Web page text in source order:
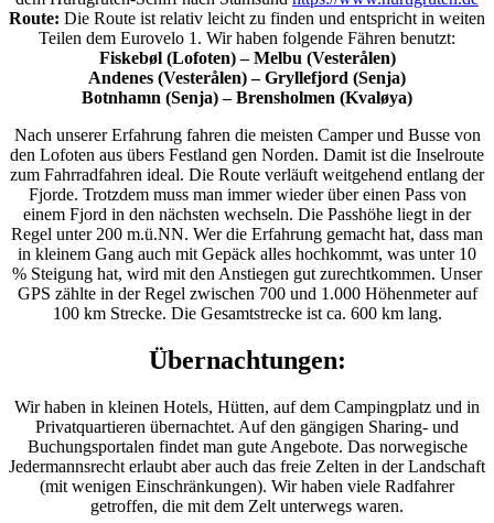
Route: Die Route ist relativ leicht zu finden und entspricht in weiten
Teilen dem Eurovelo 1. Wir haben folgende Fähren benutzt:
Fiskebøl (Lofoten) – Melbu (Vesterålen)
Andenes (Vesterålen) – Gryllefjord (Senja)
Botnhamn (Senja) – Brensholmen (Kvaløya)
Nach unserer Erfahrung fahren die meisten Camper und Busse von
den Lofoten aus übers Festland gen Norden. Damit ist die Inselroute
zum Fahrradfahren ideal. Die Route verläuft weitgehend entlang der
Fjorde. Trotzdem muss man immer wieder über einen Pass von
einem Fjord in den nächsten wechseln. Die Passhöhe liegt in der
Regel unter 200 m.ü.NN. Wer die Erfahrung gemacht hat, dass man
in kleinem Gang auch mit Gepäck alles hochkommt, was unter 10
% Steigung hat, wird mit den Anstiegen gut zurechtkommen. Unser
GPS zählte in der Regel zwischen 700 und 1.000 Höhenmeter auf
100 km Strecke. Die Gesamtstrecke ist ca. 600 km lang.
Übernachtungen:
Wir haben in kleinen Hotels, Hütten, auf dem Campingplatz und in
Privatquartieren übernachtet. Auf den gängigen Sharing- und
Buchungsportalen findet man gute Angebote. Das norwegische
Jedermannsrecht erlaubt aber auch das freie Zelten in der Landschaft
(mit wenigen Einschränkungen). Wir haben viele Radfahrer
getroffen, die mit dem Zelt unterwegs waren.